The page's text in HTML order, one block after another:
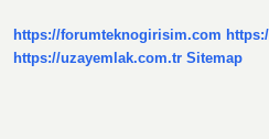
https://forumteknogirisim.com
https://uzayemlak.com.tr Sitemap